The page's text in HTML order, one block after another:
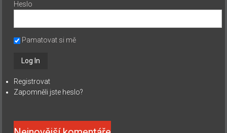
Heslo
Pamatovat si mě
Registrovat
Zapomněli jste heslo?